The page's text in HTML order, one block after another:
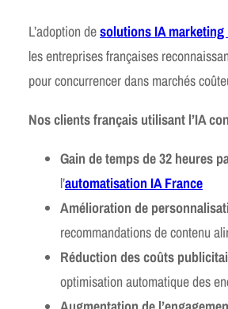
L’adoption desolutions IA marketing
les entreprises françaises
pour concurrencer dans marchés
Nos clients français utilisant l’IA
Gain de temps de 32 heures
l’automatisation IA France
Amélioration de
recommandations de contenu
Réduction des coûts
optimisation automatique des